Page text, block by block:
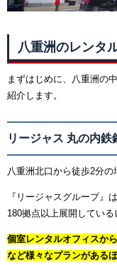
八重洲のレンタ
まずはじめに、八重洲の
紹介します。
リージャス 丸の内鉄
八重洲北口から徒歩2分の
『リージャスグループ』
180拠点以上展開してい
個室レンタルオフィスか
など様々なプランがある